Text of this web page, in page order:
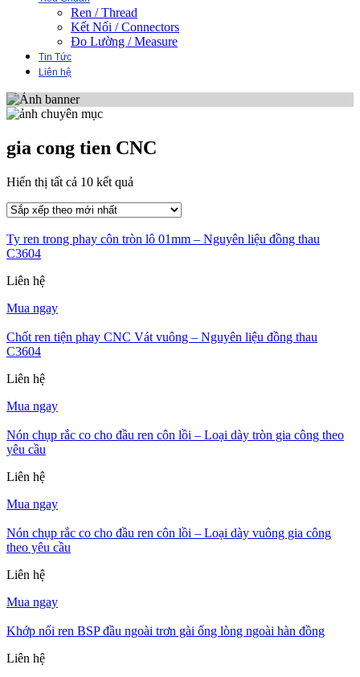
Ren / Thread
Kết Nối / Connectors
Đo Lường / Measure
Tin Tức
Liên hệ
gia cong tien CNC
Hiển thị tất cả 10 kết quả
mới
Ty ren trong phay côn tròn lô 01mm – Nguyên liệu đồng thau
C3604
Liên hệ
Mua ngay
Chốt ren tiện phay CNC Vát vuông – Nguyên liệu đồng thau
C3604
Liên hệ
Mua ngay
Nón chụp rắc co cho đầu ren côn lồi – Loại dày tròn gia công theo
yêu cầu
Liên hệ
Mua ngay
Nón chụp rắc co cho đầu ren côn lồi – Loại dày vuông gia công
theo yêu cầu
Liên hệ
Mua ngay
Khớp nối ren BSP đầu ngoài trơn gài ống lòng ngoài hàn đồng
Liên hệ